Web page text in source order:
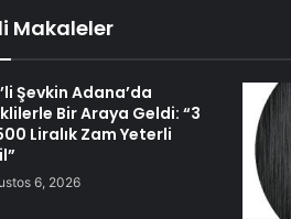
Makaleler
Şevkin Adana’da
Bir Araya Geldi: “3
Liralık Zam Yeterli
6, 2026